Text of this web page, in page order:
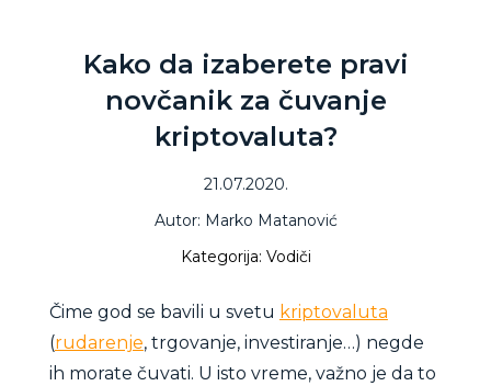
Kako da izaberete pravi
novčanik za čuvanje
kriptovaluta?
21.07.2020.
Autor: Marko Matanović
Kategorija: Vodiči
Čime god se bavili u svetu kriptovaluta
(rudarenje, trgovanje, investiranje…) negde
ih morate čuvati. U isto vreme, važno je da to